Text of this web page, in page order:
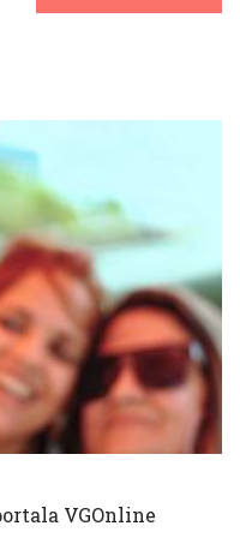
VGOnline